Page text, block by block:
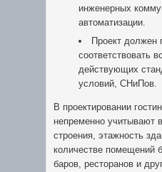
инженерных
автоматизации.
Проект должен
соответствовать
действующих
условий, СНиПов.
В проектировании
непременно учитывают
строения, этажность
количестве помещений
баров, ресторанов и